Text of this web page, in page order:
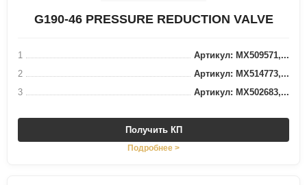
G190-46 PRESSURE REDUCTION VALVE
1
Артикул: MX509571,...
2
Артикул: MX514773,...
3
Артикул: MX502683,...
Получить КП
Подробнее >